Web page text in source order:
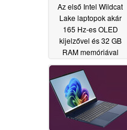
Az első Intel Wildcat
Lake laptopok akár
165 Hz-es OLED
kijelzővel és 32 GB
RAM memóriával
05/14/2026